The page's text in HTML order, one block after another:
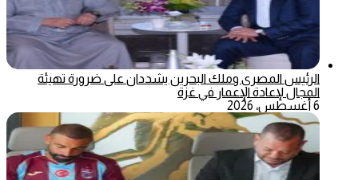
الرئيس المصري وملك البحرين يشددان على ضرورة تهيئة
المجال لإعادة الإعمار في غزة
6 أغسطس، 2026